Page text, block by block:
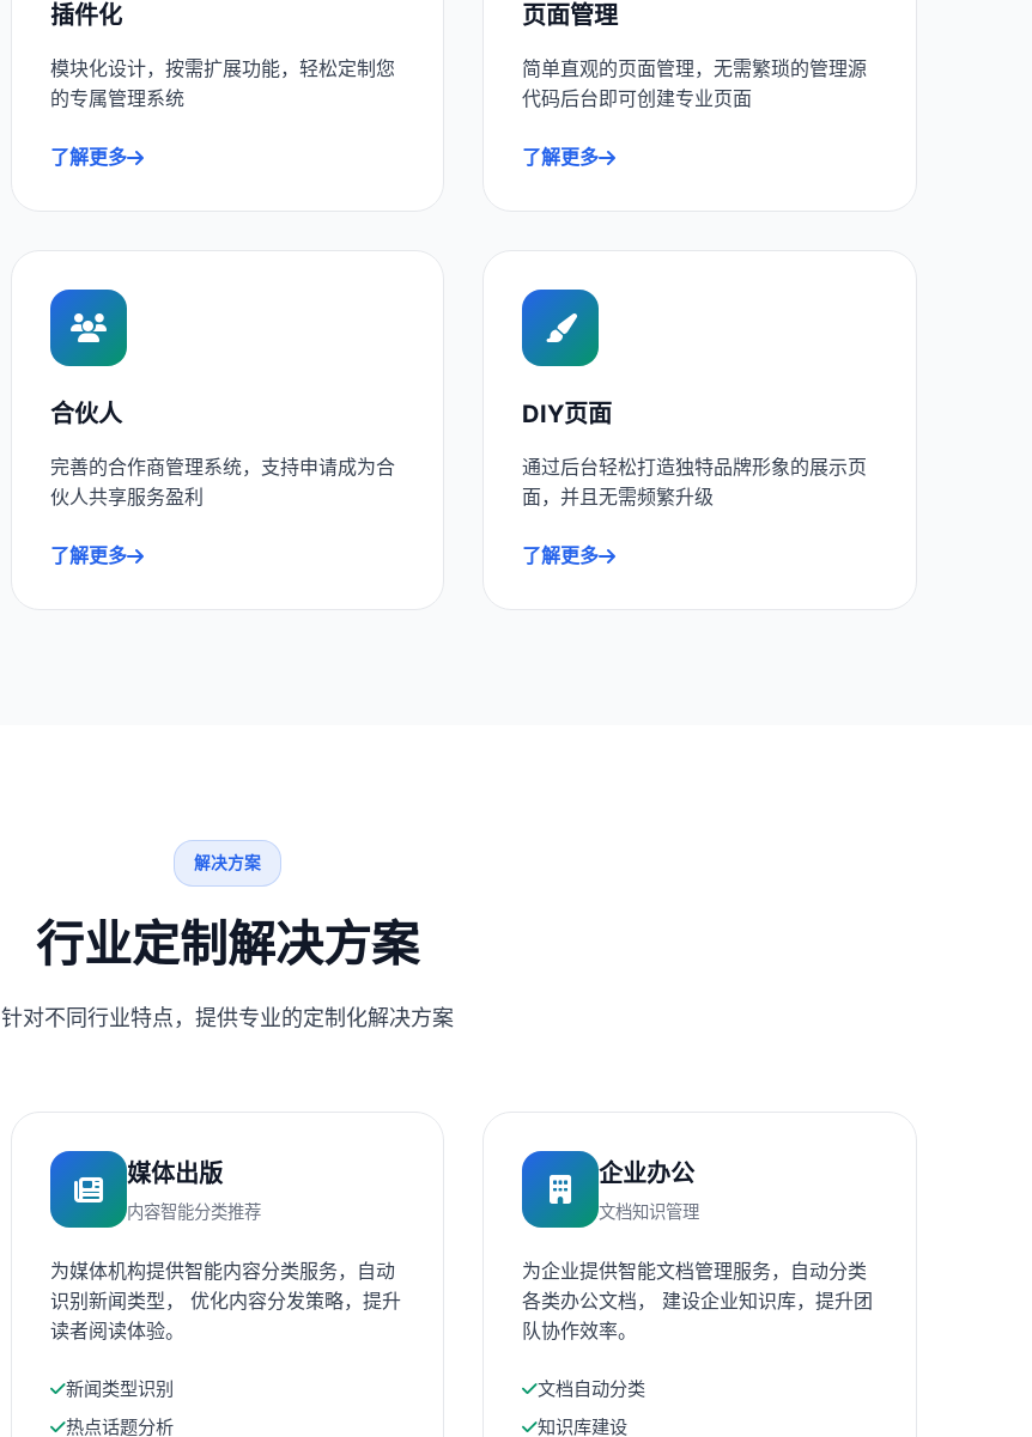
插件化
模块化设计，按需扩展功能，轻松定制您
的专属管理系统
了解更多
页面管理
简单直观的页面管理，无需繁琐的管理源
代码后台即可创建专业页面
了解更多
合伙人
完善的合作商管理系统，支持申请成为合
伙人共享服务盈利
了解更多
DIY页面
通过后台轻松打造独特品牌形象的展示页
面，并且无需频繁升级
了解更多
解决方案
行业定制解决方案
针对不同行业特点，提供专业的定制化解决方案
媒体出版
内容智能分类推荐
为媒体机构提供智能内容分类服务，自动
识别新闻类型， 优化内容分发策略，提升
读者阅读体验。
新闻类型识别
热点话题分析
企业办公
文档知识管理
为企业提供智能文档管理服务，自动分类
各类办公文档， 建设企业知识库，提升团
队协作效率。
文档自动分类
知识库建设